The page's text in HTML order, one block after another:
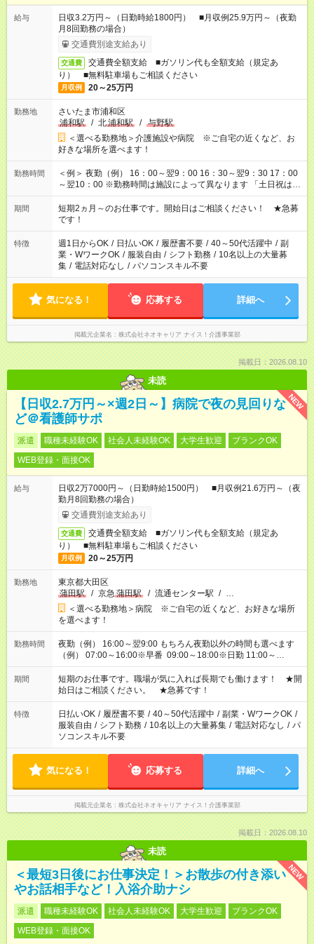
給与
日収3.2万円～（日勤時給1800円） ■月収例25.9万円～（夜勤
月8回勤務の場合）
交通費別途支給あり
交通費
交通費全額支給 ■ガソリン代も全額支給（規定あ
り） ■無料駐車場もご相談ください
月収例 20～25万円
勤務地
さいたま市浦和区
浦和駅
/ 北浦和駅 / 与野駅
＜選べる勤務地＞介護施設や病院 ※ご自宅の近くなど、お
好きな場所を選べます！
勤務時間
＜例＞ 夜勤（例） 16：00～翌9：00 16：30～翌9：30 17：00
～翌10：00 ※勤務時間は施設によって異なります 「土日祝は休
みたい」 「しっかり稼ぎたい」 「もう少し遅い時間から始めた
い」など ご希望にあったお仕事をご案内いたします。 ※未経験
の方の場合は1～2ヶ月間は日中での仕事を経験いただき、 お
仕事に慣れてからの夜勤になります。 ★家庭の都合でお休みが
必要な場合も遠慮なくご相談ください。
期間
短期2ヵ月～のお仕事です。開始日はご相談ください！ ★急募
です！
特徴 週1日からOK / 日払いOK / 履歴書不要 / 40～50代活躍中 / 副
業・WワークOK / 服装自由 / シフト勤務 / 10名以上の大量募
集 / 電話対応なし / パソコンスキル不要
気になる！ 応募する 詳細へ
掲載元企業名 株式会社ネオキャリア ナイス！介護事業部
掲載日：2026.08.10
未読
NEW
【日収2.7万円～×週2日～】病院で夜の見回りな
ど＠看護師サポ
派遣 職種未経験OK 社会人未経験OK 大学生歓迎
ブランクOK
WEB登録・面接OK
給与
日収2万7000円～（日勤時給1500円） ■月収例21.6万円～（夜
勤月8回勤務の場合）
交通費別途支給あり
交通費
交通費全額支給 ■ガソリン代も全額支給（規定あ
り） ■無料駐車場もご相談ください
月収例 20～25万円
勤務地
東京都大田区
蒲田駅
/ 京急 蒲田駅 / 流通センター駅 / …
＜選べる勤務地＞病院 ※ご自宅の近くなど、お好きな場所
を選べます！
勤務時間
夜勤（例） 16:00～翌9:00 もちろん夜勤以外の時間も選べます
（例） 07:00～16:00※早番 09:00～18:00※日勤 11:00～
20:00※遅番 ※時間は、固定・選べる施設もあるので、ご希望が
あれば調整できます！ ※シフト制。勤務地により実働時間が異
なります。★家庭の都合でお休みが必要な場合も遠慮なくご相談
ください。
期間
短期のお仕事です。職場が気に入れば長期でも働けます！ ★開
始日はご相談ください。 ★急募です！
特徴 日払いOK / 履歴書不要 / 40～50代活躍中 / 副業・WワークOK /
服装自由 / シフト勤務 / 10名以上の大量募集 / 電話対応なし / パ
ソコンスキル不要
気になる！ 応募する 詳細へ
掲載元企業名 株式会社ネオキャリア ナイス！介護事業部
掲載日：2026.08.10
未読
NEW
＜最短3日後にお仕事決定！＞お散歩の付き添い
やお話相手など！入浴介助ナシ
派遣 職種未経験OK 社会人未経験OK 大学生歓迎
ブランクOK
WEB登録・面接OK